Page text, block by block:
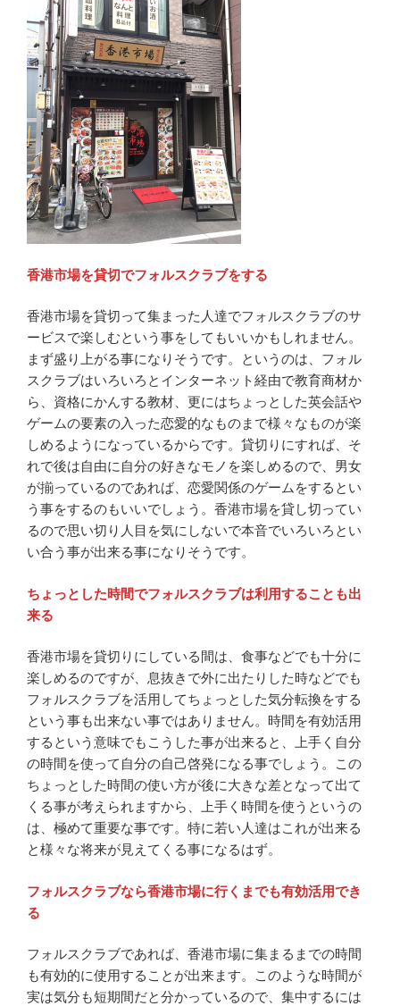
香港市場を貸切でフォルスクラブをする
香港市場を貸切って集まった人達でフォルスクラブのサ
ービスで楽しむという事をしてもいいかもしれません。
まず盛り上がる事になりそうです。というのは、フォル
スクラブはいろいろとインターネット経由で教育商材か
ら、資格にかんする教材、更にはちょっとした英会話や
ゲームの要素の入った恋愛的なものまで様々なものが楽
しめるようになっているからです。貸切りにすれば、そ
れで後は自由に自分の好きなモノを楽しめるので、男女
が揃っているのであれば、恋愛関係のゲームをするとい
う事をするのもいいでしょう。香港市場を貸し切ってい
るので思い切り人目を気にしないで本音でいろいろとい
い合う事が出来る事になりそうです。
ちょっとした時間でフォルスクラブは利用することも出
来る
香港市場を貸切りにしている間は、食事などでも十分に
楽しめるのですが、息抜きで外に出たりした時などでも
フォルスクラブを活用してちょっとした気分転換をする
という事も出来ない事ではありません。時間を有効活用
するという意味でもこうした事が出来ると、上手く自分
の時間を使って自分の自己啓発になる事でしょう。この
ちょっとした時間の使い方が後に大きな差となって出て
くる事が考えられますから、上手く時間を使うというの
は、極めて重要な事です。特に若い人達はこれが出来る
と様々な将来が見えてくる事になるはず。
フォルスクラブなら香港市場に行くまでも有効活用でき
る
フォルスクラブであれば、香港市場に集まるまでの時間
も有効的に使用することが出来ます。このような時間が
実は気分も短期間だと分かっているので、集中するには